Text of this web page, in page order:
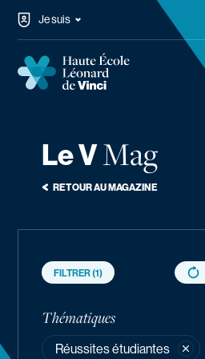
Haute École Léonard de Vinci
Navigation principale
Bacheliers & Masters
Formation continue
Campus
Services aux étudiants
Je suis
Le VMag
RETOUR AU MAGAZINE
FILTRER(1)
Thématiques
Réussites étudiantes